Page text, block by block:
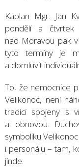
Kaplan Mgr. Jan
pondělí a
nad Moravou pak
tyto termíny je
a domluvit
To, že nemocnice
Velikonoc, není
tradici spojeny s
a obnovou.
symboliku
i personálu – tam,
jinde.